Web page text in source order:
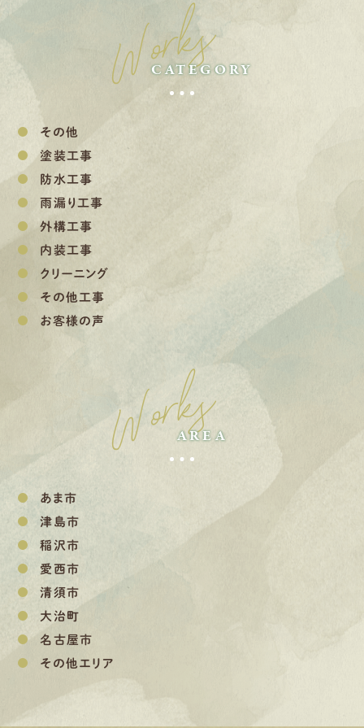
Works
CATEGORY
その他
塗装工事
防水工事
雨漏り工事
外構工事
内装工事
クリーニング
その他工事
お客様の声
Works
AREA
あま市
津島市
稲沢市
愛西市
清須市
大治町
名古屋市
その他エリア